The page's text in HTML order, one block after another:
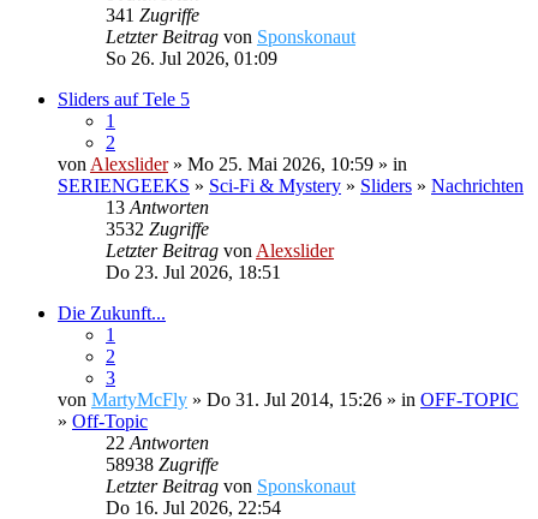
341 Zugriffe
Letzter Beitrag von Sponskonaut
So 26. Jul 2026, 01:09
Sliders auf Tele 5
1
2
von Alexslider» Mo 25. Mai 2026, 10:59 » in
SERIENGEEKS » Sci-Fi & Mystery » Sliders » Nachrichten
13 Antworten
3532 Zugriffe
Letzter Beitrag von Alexslider
Do 23. Jul 2026, 18:51
Die Zukunft...
1
2
3
von MartyMcFly » Do 31. Jul 2014, 15:26 » in OFF-TOPIC
» Off-Topic
22 Antworten
58938 Zugriffe
Letzter Beitrag von Sponskonaut
Do 16. Jul 2026, 22:54